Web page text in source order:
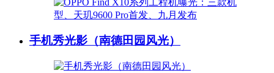
手机秀光影（南德田园风光）